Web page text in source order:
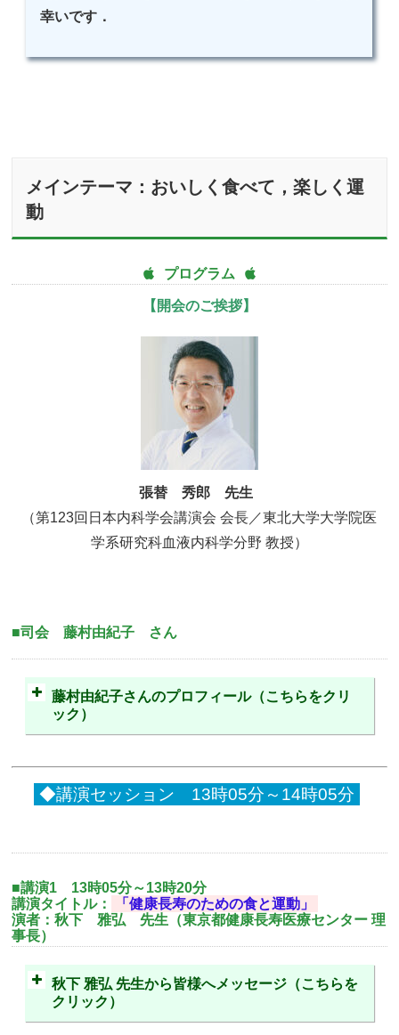
幸いです．
メインテーマ：おいしく食べて，楽しく運
動
プログラム
【開会のご挨拶】
張替 秀郎 先生
（第123回日本内科学会講演会 会長／東北大学大学院医
学系研究科血液内科学分野 教授）
■司会 藤村由紀子 さん
藤村由紀子さんのプロフィール（こちらをクリ
ック）
◆講演セッション 13時05分～14時05分
■講演1 13時05分～13時20分
講演タイトル：
「健康長寿のための食と運動」
演者：秋下 雅弘 先生（東京都健康長寿医療センター 理
事長）
秋下 雅弘 先生から皆様へメッセージ（こちらを
クリック）